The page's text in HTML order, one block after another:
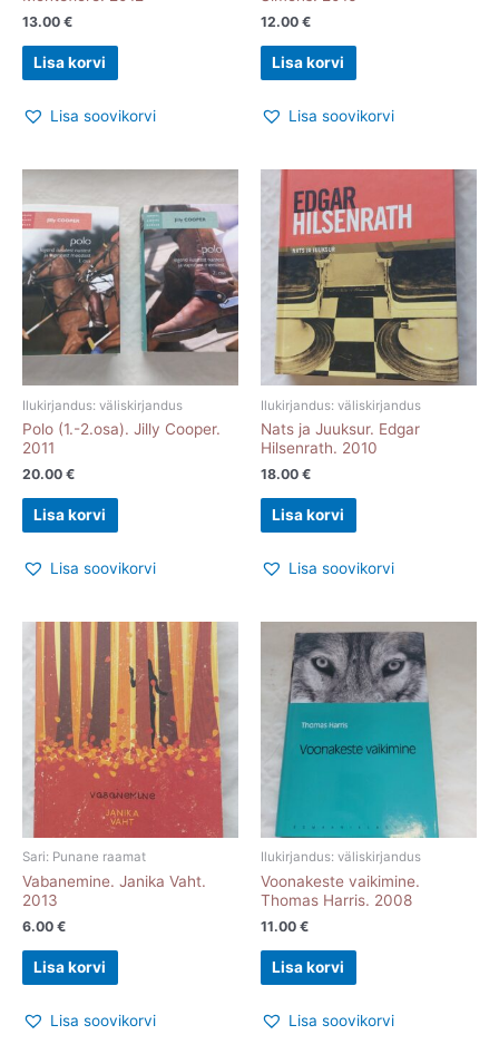
13.00 €
Lisa korvi
Lisa soovikorvi
12.00 €
Lisa korvi
Lisa soovikorvi
Ilukirjandus: väliskirjandus
Polo (1.-2.osa). Jilly Cooper.
2011
20.00 €
Lisa korvi
Lisa soovikorvi
Ilukirjandus: väliskirjandus
Nats ja Juuksur. Edgar
Hilsenrath. 2010
18.00 €
Lisa korvi
Lisa soovikorvi
Sari: Punane raamat
Vabanemine. Janika Vaht.
2013
6.00 €
Lisa korvi
Lisa soovikorvi
Ilukirjandus: väliskirjandus
Voonakeste vaikimine.
Thomas Harris. 2008
11.00 €
Lisa korvi
Lisa soovikorvi